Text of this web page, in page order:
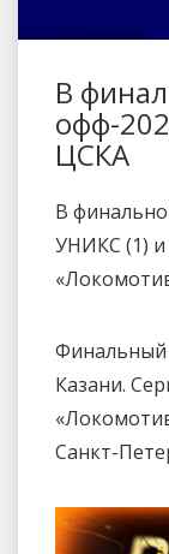
В
офф-
ЦСКА
В
УНИКС (1) и
Финальный
Казани.
Санкт-